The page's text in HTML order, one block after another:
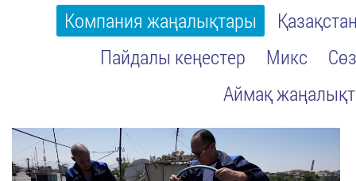
Компания жаңалықтары
Пайдалы кеңестер
Микс
Аймақ